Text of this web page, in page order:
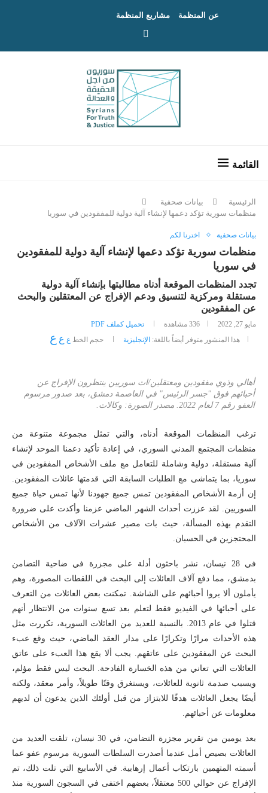
عن المنظمة مشاريع المنظمة
الرئيسية
بيانات صحفية
منظمات سورية تؤكد دعمها لإنشاء آلية دولية للمفقودين في سوريا
بيانات صحفية اخترنا لكم
منظمات سورية تؤكد دعمها لإنشاء آلية دولية للمفقودين
في سوريا
تجدد المنظمات الموقعة أدناه مطالبتها بإنشاء آلية دولية
مستقلة ومركزية لتنسيق ودعم الإفراج عن المعتقلين والبحث
عن المفقودين
مايو 27, 2022 336 مشاهدة
تحميل كملف PDF
هذا المنشور متوفر أيضاً باللغة: الإنجليزية حجم الخط ع ع ع
أهالي وذوي مفقودين ومعتقلين/ات سوريين ينتظرون الإفراج عن
أحبائهم فوق "جسر الرئيس" في العاصمة دمشق، بعد صدور مرسوم
العفو رقم 7 لعام 2022. مصدر الصورة: وكالات.
ترغب المنظمات الموقعة أدناه، والتي تمثل مجموعة متنوعة من
منظمات المجتمع المدني السوري، في إعادة تأكيد دعمنا الموحد لإنشاء
آلية مستقلة، دولية وشاملة للتعامل مع ملف الأشخاص المفقودين في
سوريا، بما يتماشى مع الطلبات السابقة التي قدمتها عائلات المفقودين.
إن أزمة الأشخاص المفقودين تمس جميع جهودنا لأنها تمس حياة جميع
السوريين. لقد عززت أحداث الشهر الماضي عزمنا وأكدت على ضرورة
التقدم بهذه المسألة، حيث بات مصير عشرات الآلاف من الأشخاص
المحتجزين في الحسبان.
في 28 نيسان، نشر باحثون أدلة على مجزرة في ضاحية التضامن
بدمشق، مما دفع آلاف العائلات إلى البحث في اللقطات المصورة، وهم
يأملون ألا يروا أحبائهم على الشاشة. تمكنت بعض العائلات من التعرف
على أحبائها في الفيديو فقط لتعلم بعد تسع سنوات من الانتظار أنهم
قتلوا في عام 2013. بالنسبة للعديد من العائلات السورية، تكررت مثل
هذه الأحداث مرارًا وتكرارًا على مدار العقد الماضي، حيث وقع عبء
البحث عن المفقودين على عاتقهم. يجب ألا يقع هذا العبء على عاتق
العائلات التي تعاني من هذه الخسارة الفادحة. البحث ليس فقط مؤلم،
ويسبب صدمة ثانوية للعائلات، ويستغرق وقتًا طويلاً، وأمر معقد، ولكنه
أيضًا يجعل العائلات هدفًا للابتزاز من قبل أولئك الذين يدعون أن لديهم
معلومات عن أحبائهم.
بعد يومين من تقرير مجزرة التضامن، في 30 نيسان، تلقت العديد من
العائلات بصيص أمل عندما أصدرت السلطات السورية مرسوم عفو عما
أسمته المتهمين بارتكاب أعمال إرهابية. في الأسابيع التي تلت ذلك، تم
الإفراج عن حوالي 500 معتقلاً، بعضهم اختفى في السجون السورية منذ